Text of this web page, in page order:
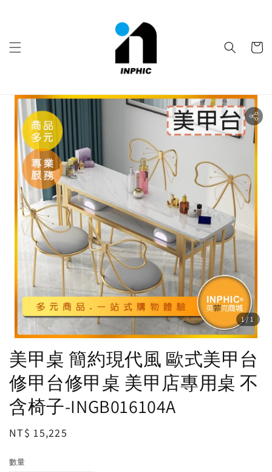
1/1
美甲桌 簡約現代風 歐式美甲台
修甲台修甲桌 美甲店專用桌 不
含椅子-INGB016104A
Regular
NT$ 15,225
數量